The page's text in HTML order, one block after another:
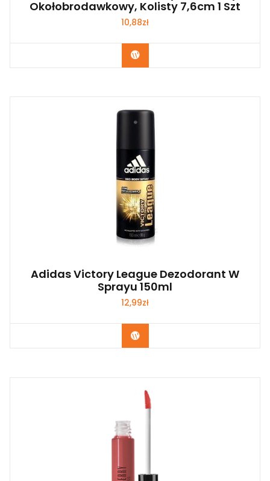
Okołobrodawkowy, Kolisty 7,6cm 1 Szt
10,88zł
Zobacz
Adidas Victory League Dezodorant W
Sprayu 150ml
12,99zł
Zobacz